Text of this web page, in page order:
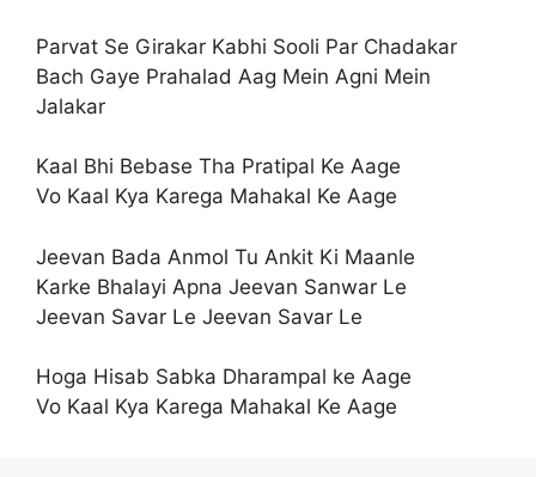
Parvat Se Girakar Kabhi Sooli Par Chadakar
Bach Gaye Prahalad Aag Mein Agni Mein
Jalakar
Kaal Bhi Bebase Tha Pratipal Ke Aage
Vo Kaal Kya Karega Mahakal Ke Aage
Jeevan Bada Anmol Tu Ankit Ki Maanle
Karke Bhalayi Apna Jeevan Sanwar Le
Jeevan Savar Le Jeevan Savar Le
Hoga Hisab Sabka Dharampal ke Aage
Vo Kaal Kya Karega Mahakal Ke Aage